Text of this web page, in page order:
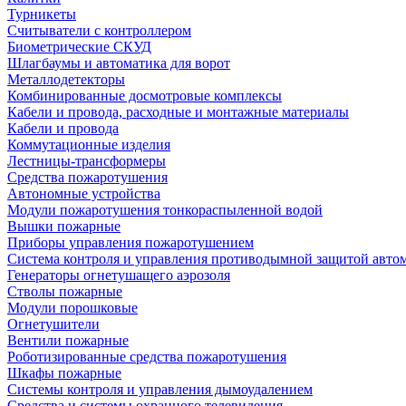
Турникеты
Считыватели с контроллером
Биометрические СКУД
Шлагбаумы и автоматика для ворот
Металлодетекторы
Комбинированные досмотровые комплексы
Кабели и провода, расходные и монтажные материалы
Кабели и провода
Коммутационные изделия
Лестницы-трансформеры
Средства пожаротушения
Автономные устройства
Модули пожаротушения тонкораспыленной водой
Вышки пожарные
Приборы управления пожаротушением
Система контроля и управления противодымной защитой
Генераторы огнетушащего аэрозоля
Стволы пожарные
Модули порошковые
Огнетушители
Вентили пожарные
Роботизированные средства пожаротушения
Шкафы пожарные
Системы контроля и управления дымоудалением